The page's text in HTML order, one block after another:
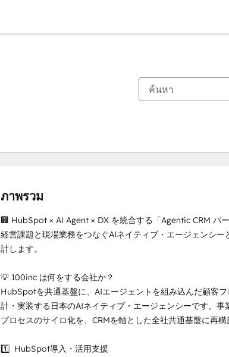
ภาพรวม
🏢 HubSpot × AI Agent × DX を統合する「Agentic CRM パー
経営課題と現場業務をつなぐAIネイティブ・エージェンシ
計します。
💡 100inc は何をする会社か？
HubSpotを共通基盤に、AIエージェントを組み込んだ顧客
計・実装する日本のAIネイティブ・エージェンシーです。
プロセスのサイロ化を、CRMを軸とした全社共通基盤に再
1️⃣  HubSpot導入・活用支援